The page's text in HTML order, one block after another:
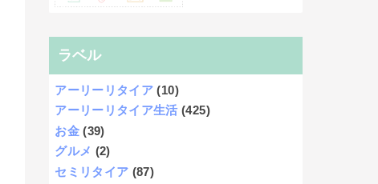
ラベル
アーリーリタイア (10)
アーリーリタイア生活 (425)
お金 (39)
グルメ (2)
セミリタイア (87)